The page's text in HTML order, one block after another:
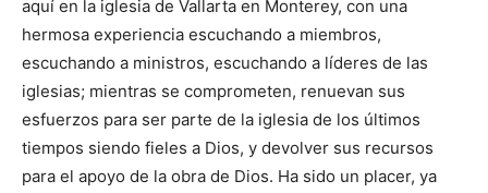
aquí en la iglesia de Vallarta en Monterey, con una
hermosa experiencia escuchando a miembros,
escuchando a ministros, escuchando a líderes de las
iglesias; mientras se comprometen, renuevan sus
esfuerzos para ser parte de la iglesia de los últimos
tiempos siendo fieles a Dios, y devolver sus recursos
para el apoyo de la obra de Dios. Ha sido un placer, ya